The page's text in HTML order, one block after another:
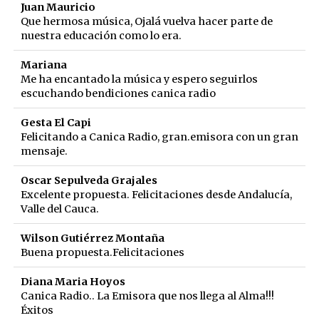
Juan Mauricio
Que hermosa música, Ojalá vuelva hacer parte de
nuestra educación como lo era.
Mariana
Me ha encantado la música y espero seguirlos
escuchando bendiciones canica radio
Gesta El Capi
Felicitando a Canica Radio, gran.emisora con un gran
mensaje.
Oscar Sepulveda Grajales
Excelente propuesta. Felicitaciones desde Andalucía,
Valle del Cauca.
Wilson Gutiérrez Montaña
Buena propuesta.Felicitaciones
Diana Maria Hoyos
Canica Radio.. La Emisora que nos llega al Alma!!!
Éxitos